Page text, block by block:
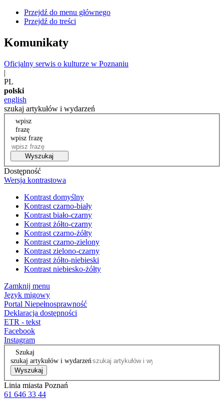
Przejdź do menu głównego
Przejdź do treści
Komunikaty
Oficjalny serwis o kulturze w Poznaniu
|
PL
polski
english
szukaj artykułów i wydarzeń
wpisz
frazę
wpisz frazę
Wyszukaj
Dostępność
Wersja kontrastowa
Kontrast domyślny
Kontrast czarno-biały
Kontrast biało-czarny
Kontrast żółto-czarny
Kontrast czarno-żółty
Kontrast czarno-zielony
Kontrast zielono-czarny
Kontrast żółto-niebieski
Kontrast niebiesko-żółty
Zamknij menu
Język migowy
Portal Niepełnosprawność
Deklaracja dostępności
ETR - tekst
Facebook
Instagram
Szukaj
szukaj artykułów i wydarzeń
Wyszukaj
Linia miasta Poznań
61 646 33 44